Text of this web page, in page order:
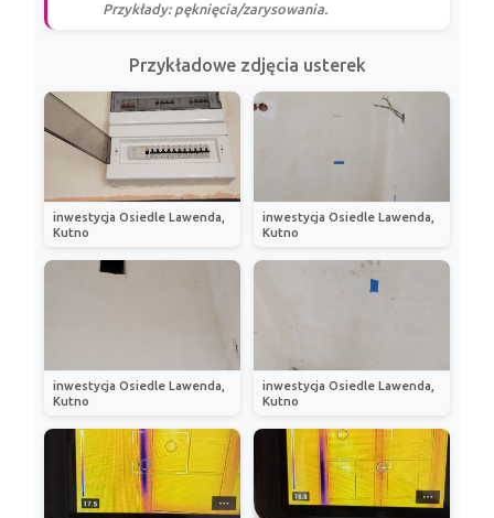
Przykłady: pęknięcia/zarysowania.
Przykładowe zdjęcia usterek
inwestycja Osiedle Lawenda,
Kutno
inwestycja Osiedle Lawenda,
Kutno
inwestycja Osiedle Lawenda,
Kutno
inwestycja Osiedle Lawenda,
Kutno